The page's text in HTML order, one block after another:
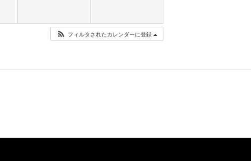
フィルタされたカレンダーに登録